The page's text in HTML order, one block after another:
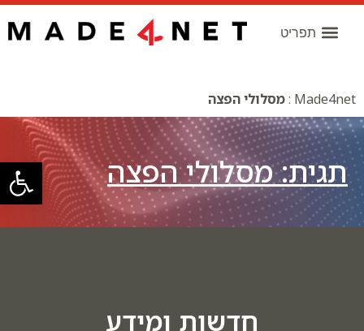
פתח
Made4net
:מסלולי הפצה
תגית: מסלולי הפצה
חדשות ומידע